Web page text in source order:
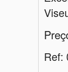
Ref: